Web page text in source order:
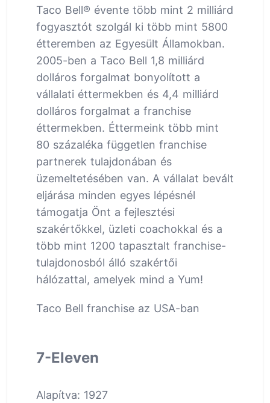
Taco Bell® évente több mint 2 milliárd
fogyasztót szolgál ki több mint 5800
étteremben az Egyesült Államokban.
2005-ben a Taco Bell 1,8 milliárd
dolláros forgalmat bonyolított a
vállalati éttermekben és 4,4 milliárd
dolláros forgalmat a franchise
éttermekben. Éttermeink több mint
80 százaléka független franchise
partnerek tulajdonában és
üzemeltetésében van. A vállalat bevált
eljárása minden egyes lépésnél
támogatja Önt a fejlesztési
szakértőkkel, üzleti coachokkal és a
több mint 1200 tapasztalt franchise-
tulajdonosból álló szakértői
hálózattal, amelyek mind a Yum!
Taco Bell franchise az USA-ban
7-Eleven
Alapítva: 1927